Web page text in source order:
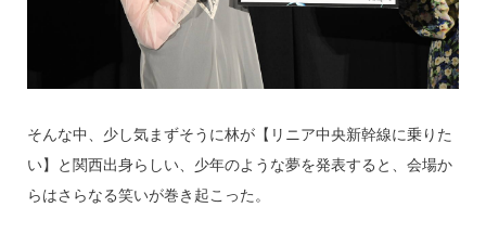
そんな中、少し気まずそうに林が【リニア中央新幹線に乗りた
い】と関西出身らしい、少年のような夢を発表すると、会場か
らはさらなる笑いが巻き起こった。